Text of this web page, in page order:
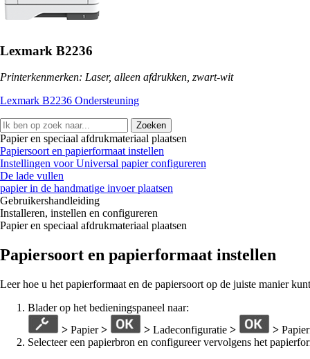
Lexmark B2236
Printerkenmerken: Laser, alleen afdrukken, zwart-wit
Lexmark B2236 Ondersteuning
Zoeken
Papier en speciaal afdrukmateriaal plaatsen
Papiersoort en papierformaat instellen
Instellingen voor Universal papier configureren
De lade vullen
papier in de handmatige invoer plaatsen
Gebruikershandleiding
Installeren, instellen en configureren
Papier en speciaal afdrukmateriaal plaatsen
Papiersoort en papierformaat instellen
Leer hoe u het papierformaat en de papiersoort op de juiste manier
Blader op het bedieningspaneel naar:
> Papier > > Ladeconfiguratie > >
Selecteer een papierbron en configureer vervolgens het